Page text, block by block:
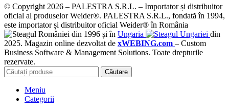
© Copyright 2026 – PALESTRA S.R.L. – Importator și distribuitor
oficial al produselor Weider®. PALESTRA S.R.L., fondată în 1994,
este importator și distribuitor oficial Weider® în România
din 1996 și în Ungaria
din
2025. Magazin online dezvoltat de xWEBING.com – Custom
Business Software & Management Solutions. Toate drepturile
rezervate.
Căutare
Meniu
Categorii